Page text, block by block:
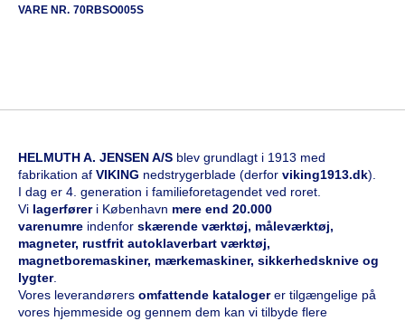
VARE NR. 70RBSO005S
HELMUTH A. JENSEN A/S blev grundlagt i 1913 med
fabrikation af VIKING nedstrygerblade (derfor viking1913.dk).
I dag er 4. generation i familieforetagendet ved roret.
Vi lagerfører i København mere end 20.000
varenumre indenfor skærende værktøj, måleværktøj,
magneter, rustfrit autoklaverbart værktøj,
magnetboremaskiner, mærkemaskiner, sikkerhedsknive og
lygter.
Vores leverandørers omfattende katalogerer tilgængelige på
vores hjemmeside og gennem dem kan vi tilbyde flere